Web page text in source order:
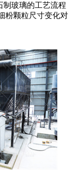
制玻璃的工艺流程
粉颗粒尺寸变化对